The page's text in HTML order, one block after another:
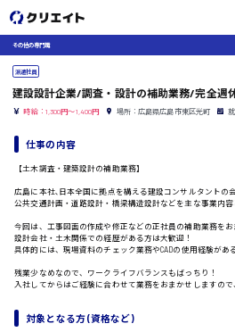
その他の専門職
派遣社員
建設設計企業/調査・設計の補助業務/完全週
時給：1,300円～1,400円 場所：広島県広島市東区光町
仕事の内容
【土木調査・建築設計の補助業務】
広島に本社､日本全国に拠点を構える建設コンサルタントの
公共交通計画・道路設計・橋梁構造設計などを主な事業内容
今回は、工事図面の作成や修正などの正社員の補助業務をお
設計会社・土木関係での経歴がある方は大歓迎！
具体的には、現場資料のチェック業務やCADの使用経験があ
残業少なめなので、ワークライフバランスもばっちり！
入社してからはご経験に合わせて業務をおまかせしますの
対象となる方 (資格など)